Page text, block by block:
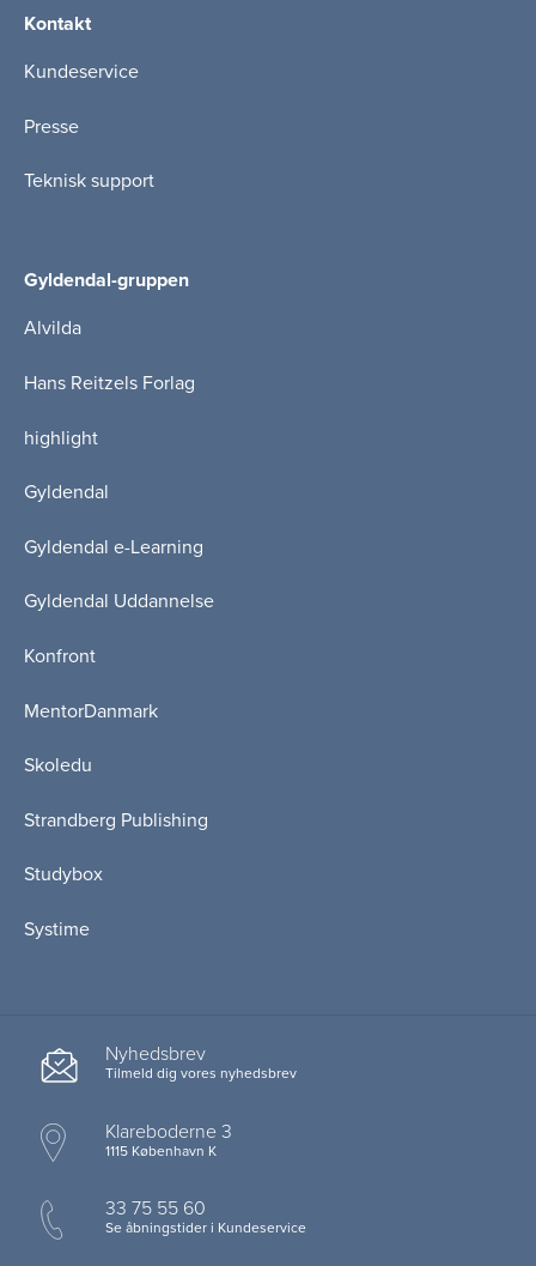
Kontakt
Kundeservice
Presse
Teknisk support
Gyldendal-gruppen
Alvilda
Hans Reitzels Forlag
highlight
Gyldendal
Gyldendal e-Learning
Gyldendal Uddannelse
Konfront
MentorDanmark
Skoledu
Strandberg Publishing
Studybox
Systime
Nyhedsbrev
Tilmeld dig vores nyhedsbrev
Klareboderne 3
1115 København K
33 75 55 60
Se åbningstider i Kundeservice